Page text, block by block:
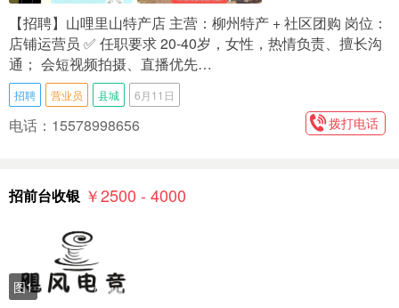
【招聘】山哩里山特产店 主营：柳州特产 + 社区团购 岗位：
店铺运营员 ✅ 任职要求 20-40岁，女性，热情负责、擅长沟
通； 会短视频拍摄、直播优先…
招聘 营业员 县城 6月11日
电话：15578998656 拨打电话
招前台收银 ￥2500 - 4000
图1